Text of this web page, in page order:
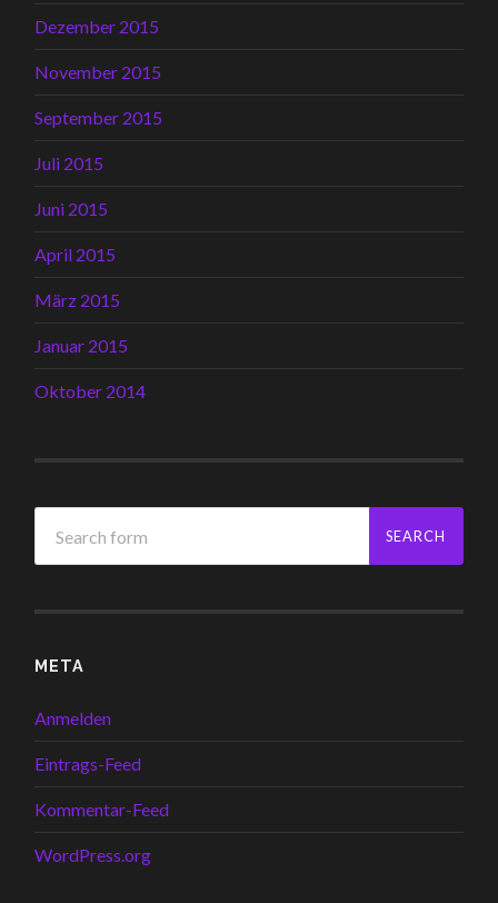
Dezember 2015
November 2015
September 2015
Juli 2015
Juni 2015
April 2015
März 2015
Januar 2015
Oktober 2014
META
Anmelden
Eintrags-Feed
Kommentar-Feed
WordPress.org